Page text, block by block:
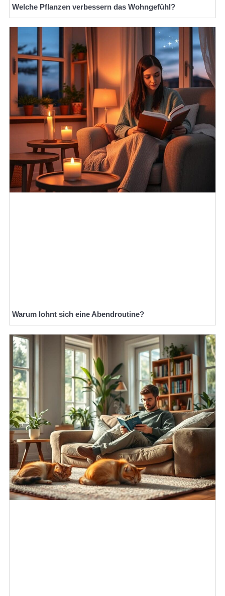
Welche Pflanzen verbessern das Wohngefühl?
Warum lohnt sich eine Abendroutine?